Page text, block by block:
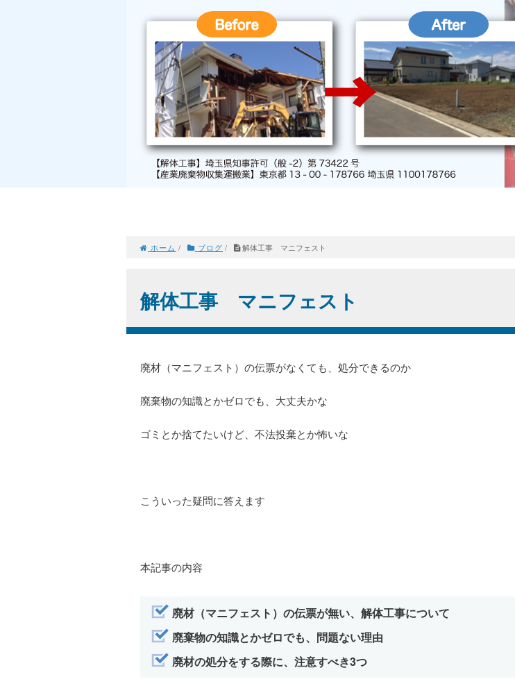
ホーム / ブログ / 解体工事 マニフェスト
解体工事 マニフェスト
廃材（マニフェスト）の伝票がなくても、処分できるのか
廃棄物の知識とかゼロでも、大丈夫かな
ゴミとか捨てたいけど、不法投棄とか怖いな
こういった疑問に答えます
本記事の内容
廃材（マニフェスト）の伝票が無い、解体工事について
廃棄物の知識とかゼロでも、問題ない理由
廃材の処分をする際に、注意すべき3つ